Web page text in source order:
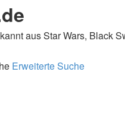
aus Star Wars, Black
Erweiterte Suche